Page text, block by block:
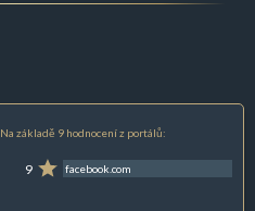
Na základě 9 hodnocení z portálů:
9 facebook.com